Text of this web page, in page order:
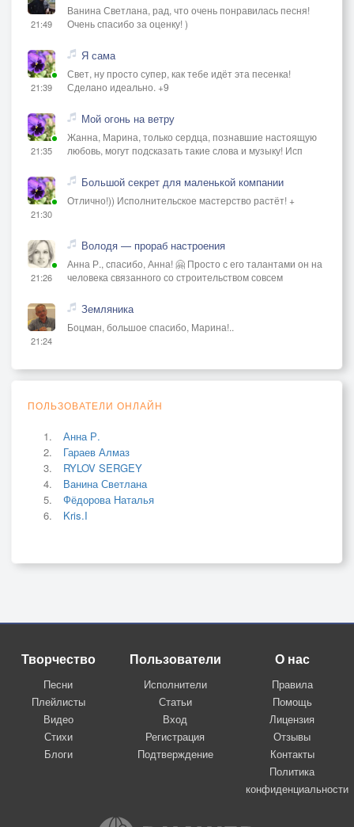
21:49
Ванина Светлана, рад, что очень понравилась песня!
Очень спасибо за оценку! )
21:39
Я сама
Свет, ну просто супер, как тебе идёт эта песенка!
Сделано идеально. +9
21:35
Мой огонь на ветру
Жанна, Марина, только сердца, познавшие настоящую
любовь, могут подсказать такие слова и музыку! Исп
21:30
Большой секрет для маленькой компании
Отлично!)) Исполнительское мастерство растёт! +
21:26
Володя — прораб настроения
Анна Р., спасибо, Анна! 🤗 Просто с его талантами он на
человека связанного со строительством совсем
21:24
Земляника
Боцман, большое спасибо, Марина!..
ПОЛЬЗОВАТЕЛИ ОНЛАЙН
Анна Р.
Гараев Алмаз
RYLOV SERGEY
Ванина Светлана
Фёдорова Наталья
Kris.I
Творчество
Песни
Плейлисты
Видео
Стихи
Блоги
Пользователи
Исполнители
Статьи
Вход
Регистрация
Подтверждение
О нас
Правила
Помощь
Лицензия
Отзывы
Контакты
Политика
конфиденциальности